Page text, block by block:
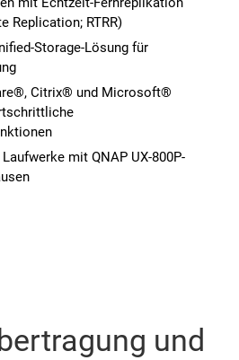
Replication; RTRR)
Storage-Lösung für
Citrix® und Microsoft®
mit QNAP UX-800P-
und